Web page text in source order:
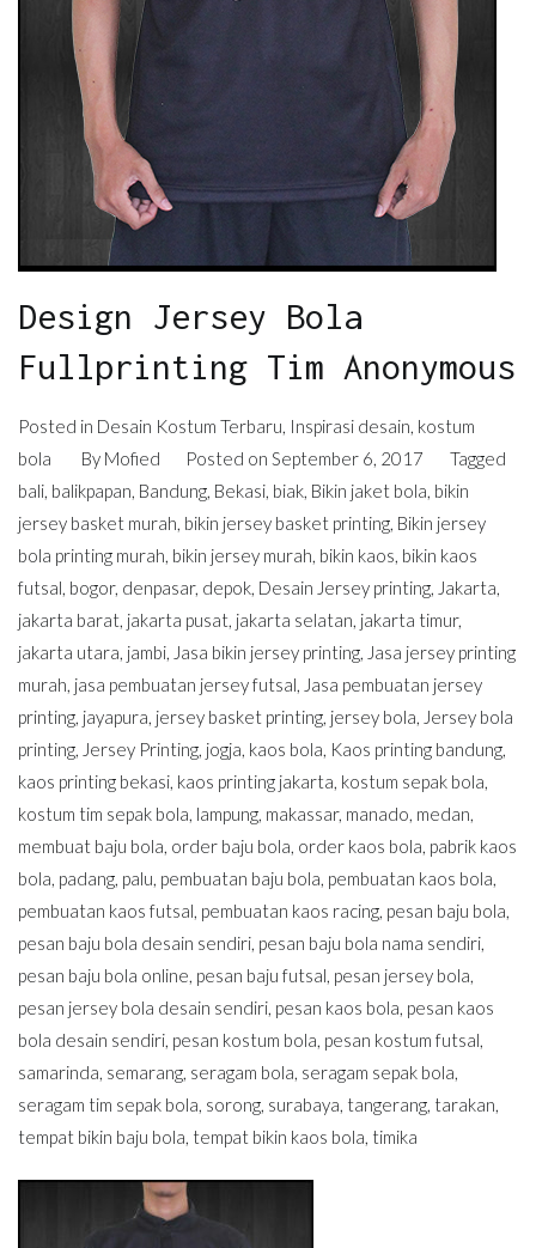
Design Jersey Bola
Fullprinting Tim Anonymous
Posted in Desain Kostum Terbaru, Inspirasi desain, kostum
bola
By Mofied Posted onSeptember 6, 2017
Tagged
bali, balikpapan, Bandung, Bekasi, biak, Bikin jaket bola, bikin
jersey basket murah, bikin jersey basket printing, Bikin jersey
bola printing murah, bikin jersey murah, bikin kaos, bikin kaos
futsal, bogor, denpasar, depok, Desain Jersey printing, Jakarta,
jakarta barat, jakarta pusat, jakarta selatan, jakarta timur,
jakarta utara, jambi, Jasa bikin jersey printing, Jasa jersey printing
murah, jasa pembuatan jersey futsal, Jasa pembuatan jersey
printing, jayapura, jersey basket printing, jersey bola, Jersey bola
printing, Jersey Printing, jogja, kaos bola, Kaos printing bandung,
kaos printing bekasi, kaos printing jakarta, kostum sepak bola,
kostum tim sepak bola, lampung, makassar, manado, medan,
membuat baju bola, order baju bola, order kaos bola, pabrik kaos
bola, padang, palu, pembuatan baju bola, pembuatan kaos bola,
pembuatan kaos futsal, pembuatan kaos racing, pesan baju bola,
pesan baju bola desain sendiri, pesan baju bola nama sendiri,
pesan baju bola online, pesan baju futsal, pesan jersey bola,
pesan jersey bola desain sendiri, pesan kaos bola, pesan kaos
bola desain sendiri, pesan kostum bola, pesan kostum futsal,
samarinda, semarang, seragam bola, seragam sepak bola,
seragam tim sepak bola, sorong, surabaya, tangerang, tarakan,
tempat bikin baju bola, tempat bikin kaos bola, timika